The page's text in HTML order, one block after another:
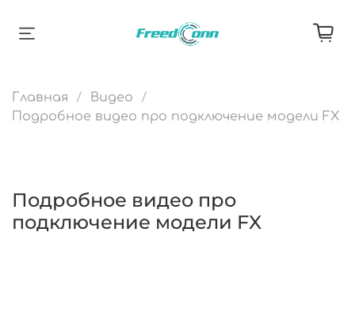
Главная
Видео
Подробное видео про подключение модели FX
Подробное видео про
подключение модели FX